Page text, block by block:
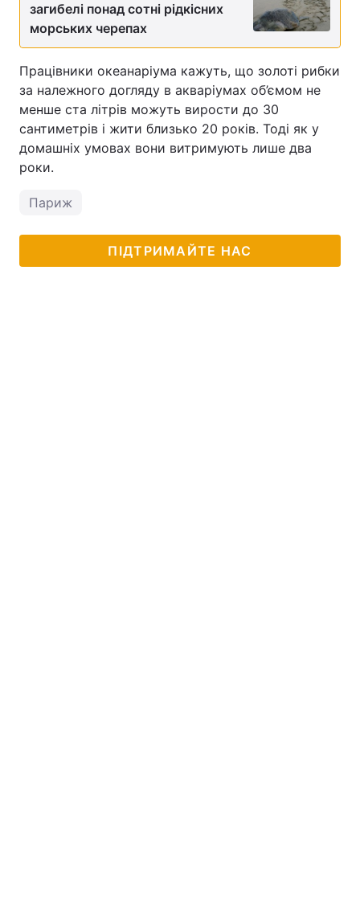
Контакти
Послуги
Тема оформлення
загибелі понад сотні рідкісних
морських черепах
Працівники океанаріума кажуть, що золоті рибки
за належного догляду в акваріумах об’ємом не
менше ста літрів можуть вирости до 30
сантиметрів і жити близько 20 років. Тоді як у
домашніх умовах вони витримують лише два
роки.
Париж
ПІДТРИМАЙТЕ НАС